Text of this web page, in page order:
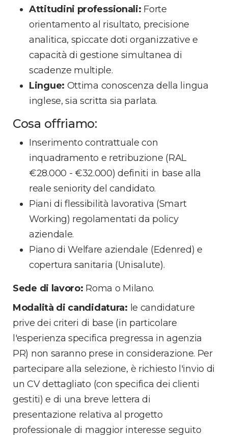
Attitudini professionali: Forte
orientamento al risultato, precisione
analitica, spiccate doti organizzative e
capacità di gestione simultanea di
scadenze multiple.
Lingue: Ottima conoscenza della lingua
inglese, sia scritta sia parlata.
Cosa offriamo:
Inserimento contrattuale con
inquadramento e retribuzione (RAL
€28.000 - €32.000) definiti in base alla
reale seniority del candidato.
Piani di flessibilità lavorativa (Smart
Working) regolamentati da policy
aziendale.
Piano di Welfare aziendale (Edenred) e
copertura sanitaria (Unisalute).
Sede di lavoro: Roma o Milano.
Modalità di candidatura: le candidature
prive dei criteri di base (in particolare
l'esperienza specifica pregressa in agenzia
PR) non saranno prese in considerazione. Per
partecipare alla selezione, è richiesto l'invio di
un CV dettagliato (con specifica dei clienti
gestiti) e di una breve lettera di
presentazione relativa al progetto
professionale di maggior interesse seguito